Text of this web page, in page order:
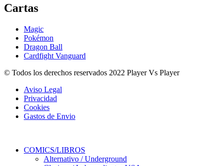
Cartas
Magic
Pokémon
Dragon Ball
Cardfight Vanguard
© Todos los derechos reservados 2022 Player Vs Player
Aviso Legal
Privacidad
Cookies
Gastos de Envio
COMICS/LIBROS
Alternativo / Underground